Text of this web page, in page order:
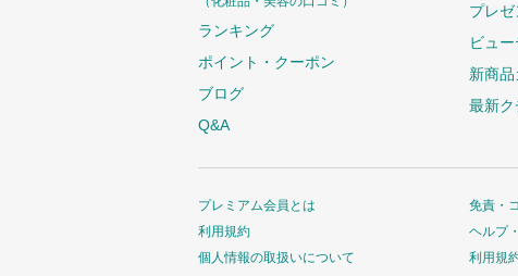
ランキング
ポイント・クーポン
ブログ
Q&A
プレゼ
ビュ
新商
最新ク
プレミアム会員とは
利用規約
個人情報の取扱いについて
免責・
ヘルプ
利用規